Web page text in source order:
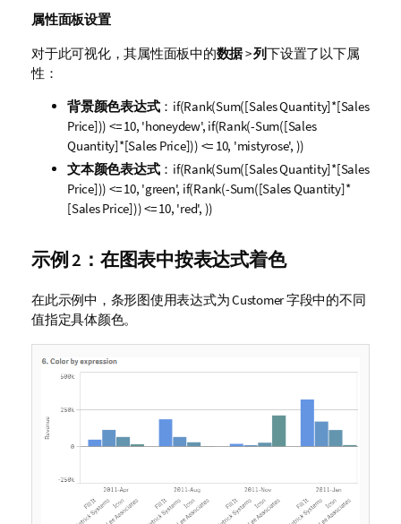
属性面板设置
对于此可视化，其属性面板中的数据>列下设置了以下属
性：
背景颜色表达式： if(Rank(Sum([Sales Quantity]*[Sales
Price])) <= 10, 'honeydew', if(Rank(-Sum([Sales
Quantity]*[Sales Price])) <= 10, 'mistyrose', ))
文本颜色表达式： if(Rank(Sum([Sales Quantity]*[Sales
Price])) <= 10, 'green', if(Rank(-Sum([Sales Quantity]*
[Sales Price])) <= 10, 'red', ))
示例 2：在图表中按表达式着色
在此示例中，条形图使用表达式为Customer字段中的不同
值指定具体颜色。